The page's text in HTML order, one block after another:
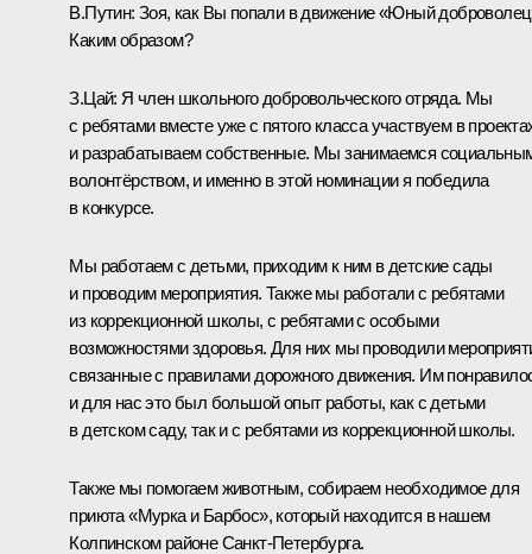
В.Путин: Зоя, как Вы попали в движение «Юный
Каким образом?
З.Цай: Я член школьного добровольческого отряда. Мы
с ребятами вместе уже с пятого класса участвуем в
и разрабатываем собственные. Мы занимаемся
волонтёрством, и именно в этой номинации я победила
в конкурсе.
Мы работаем с детьми, приходим к ним в детские сады
и проводим мероприятия. Также мы работали с ребятами
из коррекционной школы, с ребятами с особыми
возможностями здоровья. Для них мы проводили
связанные с правилами дорожного движения. Им
и для нас это был большой опыт работы, как с детьми
в детском саду, так и с ребятами из коррекционной школы.
Также мы помогаем животным, собираем необходимое для
приюта «Мурка и Барбос», который находится в нашем
Колпинском районе Санкт-Петербурга.